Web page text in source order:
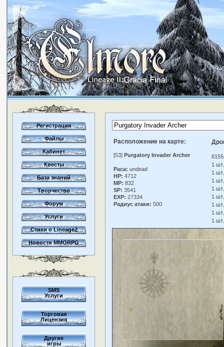
Регистрация
Файлы
Кабинет
Квесты
База знаний
Творчество
Форум
Услуги
Стихи о Lineage2
Новости MMORPG
SMS
Услуги
Торговая
Лицензия
Другие
игры
Расположение на карте:
[53] Purgatory Invader Archer
Раса: undead
HP: 4712
MP: 832
SP: 3541
EXP: 27334
Радиус атаки: 500
1
1
1
1
1
1
1
1